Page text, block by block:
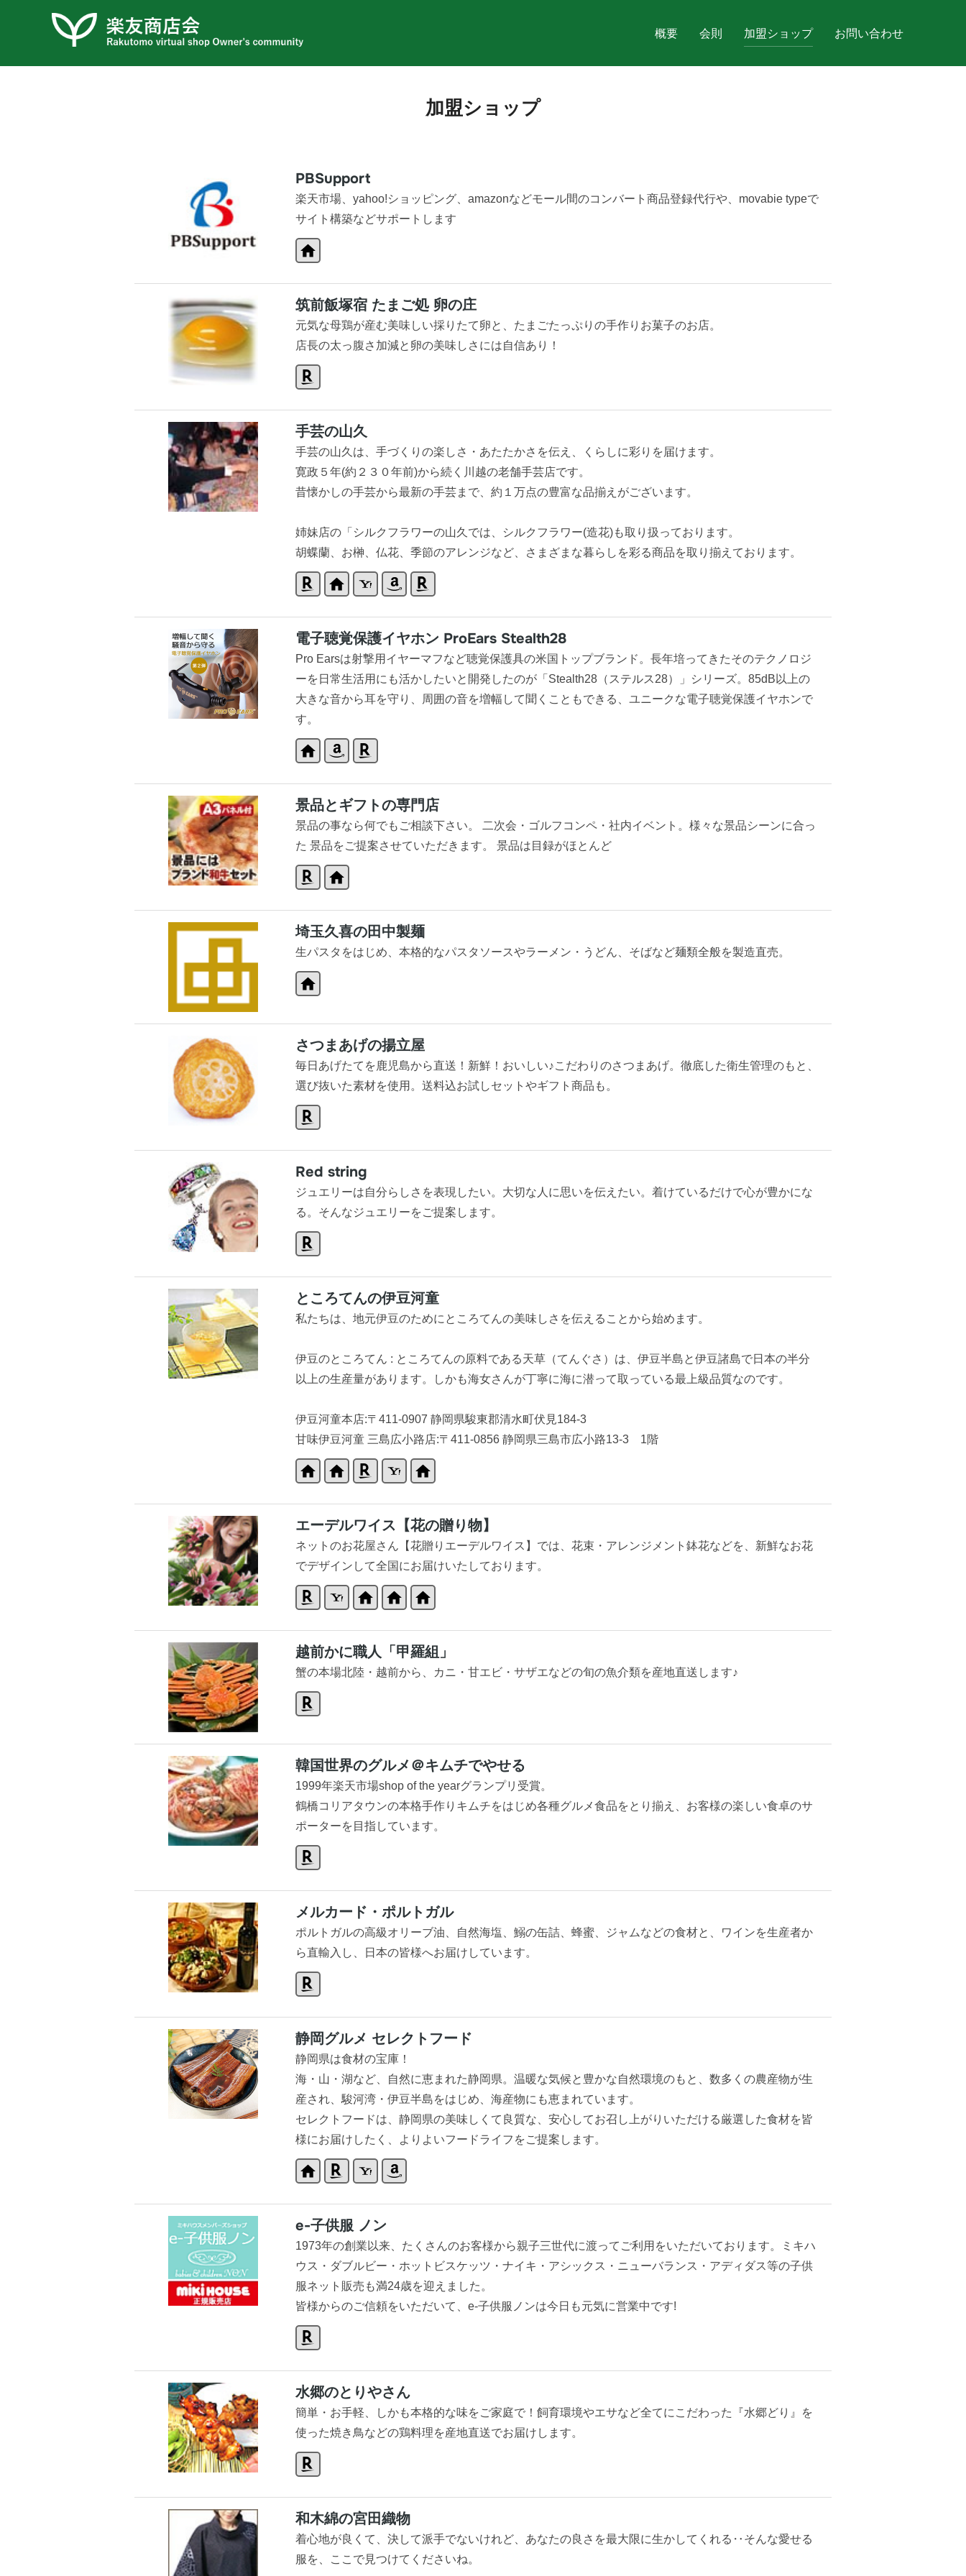
ン
概要 会則 加盟ショップ お問い合わせ
加盟ショップ
PBSupport
楽天市場、yahoo!ショッピング、amazonなどモール間のコンバート商品登録代行や、movabie typeで
サイト構築などサポートします
筑前飯塚宿 たまご処 卵の庄
元気な母鶏が産む美味しい採りたて卵と、たまごたっぷりの手作りお菓子のお店。
店長の太っ腹さ加減と卵の美味しさには自信あり！
手芸の山久
手芸の山久は、手づくりの楽しさ・あたたかさを伝え、くらしに彩りを届けます。
寛政５年(約２３０年前)から続く川越の老舗手芸店です。
昔懐かしの手芸から最新の手芸まで、約１万点の豊富な品揃えがございます。
姉妹店の「シルクフラワーの山久では、シルクフラワー(造花)も取り扱っております。
胡蝶蘭、お榊、仏花、季節のアレンジなど、さまざまな暮らしを彩る商品を取り揃えております。
電子聴覚保護イヤホン ProEars Stealth28
Pro Earsは射撃用イヤーマフなど聴覚保護具の米国トップブランド。長年培ってきたそのテクノロジ
ーを日常生活用にも活かしたいと開発したのが「Stealth28（ステルス28）」シリーズ。85dB以上の
大きな音から耳を守り、周囲の音を増幅して聞くこともできる、ユニークな電子聴覚保護イヤホンで
す。
景品とギフトの専門店
景品の事なら何でもご相談下さい。 二次会・ゴルフコンペ・社内イベント。様々な景品シーンに合っ
た 景品をご提案させていただきます。 景品は目録がほとんど
埼玉久喜の田中製麺
生パスタをはじめ、本格的なパスタソースやラーメン・うどん、そばなど麺類全般を製造直売。
さつまあげの揚立屋
毎日あげたてを鹿児島から直送！新鮮！おいしい♪こだわりのさつまあげ。徹底した衛生管理のもと、
選び抜いた素材を使用。送料込お試しセットやギフト商品も。
Red string
ジュエリーは自分らしさを表現したい。大切な人に思いを伝えたい。着けているだけで心が豊かにな
る。そんなジュエリーをご提案します。
ところてんの伊豆河童
私たちは、地元伊豆のためにところてんの美味しさを伝えることから始めます。
伊豆のところてん : ところてんの原料である天草（てんぐさ）は、伊豆半島と伊豆諸島で日本の半分
以上の生産量があります。しかも海女さんが丁寧に海に潜って取っている最上級品質なのです。
伊豆河童本店:〒411-0907 静岡県駿東郡清水町伏見184-3
甘味伊豆河童 三島広小路店:〒411-0856 静岡県三島市広小路13-3 1階
エーデルワイス【花の贈り物】
ネットのお花屋さん【花贈りエーデルワイス】では、花束・アレンジメント鉢花などを、新鮮なお花
でデザインして全国にお届けいたしております。
越前かに職人「甲羅組」
蟹の本場北陸・越前から、カニ・甘エビ・サザエなどの旬の魚介類を産地直送します♪
韓国世界のグルメ＠キムチでやせる
1999年楽天市場shop of the yearグランプリ受賞。
鶴橋コリアタウンの本格手作りキムチをはじめ各種グルメ食品をとり揃え、お客様の楽しい食卓のサ
ポーターを目指しています。
メルカード・ポルトガル
ポルトガルの高級オリーブ油、自然海塩、鰯の缶詰、蜂蜜、ジャムなどの食材と、ワインを生産者か
ら直輸入し、日本の皆様へお届けしています。
静岡グルメ セレクトフード
静岡県は食材の宝庫！
海・山・湖など、自然に恵まれた静岡県。温暖な気候と豊かな自然環境のもと、数多くの農産物が生
産され、駿河湾・伊豆半島をはじめ、海産物にも恵まれています。
セレクトフードは、静岡県の美味しくて良質な、安心してお召し上がりいただける厳選した食材を皆
様にお届けしたく、よりよいフードライフをご提案します。
e-子供服 ノン
1973年の創業以来、たくさんのお客様から親子三世代に渡ってご利用をいただいております。ミキハ
ウス・ダブルビー・ホットビスケッツ・ナイキ・アシックス・ニューバランス・アディダス等の子供
服ネット販売も満24歳を迎えました。
皆様からのご信頼をいただいて、e-子供服ノンは今日も元気に営業中です!
水郷のとりやさん
簡単・お手軽、しかも本格的な味をご家庭で！飼育環境やエサなど全てにこだわった『水郷どり』を
使った焼き鳥などの鶏料理を産地直送でお届けします。
和木綿の宮田織物
着心地が良くて、決して派手でないけれど、あなたの良さを最大限に生かしてくれる‥そんな愛せる
服を、ここで見つけてくださいね。